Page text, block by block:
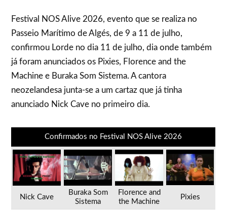
Festival NOS Alive 2026, evento que se realiza no
Passeio Marítimo de Algés, de 9 a 11 de julho,
confirmou Lorde no dia 11 de julho, dia onde também
já foram anunciados os Pixies, Florence and the
Machine e Buraka Som Sistema. A cantora
neozelandesa junta-se a um cartaz que já tinha
anunciado Nick Cave no primeiro dia.
Confirmados no Festival NOS Alive 2026
Nick Cave
Buraka Som
Sistema
Florence and
the Machine
Pixies